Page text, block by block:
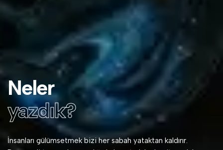
Neler
yazdık?
İnsanları gülümsetmek bizi her sabah yataktan kaldırır.